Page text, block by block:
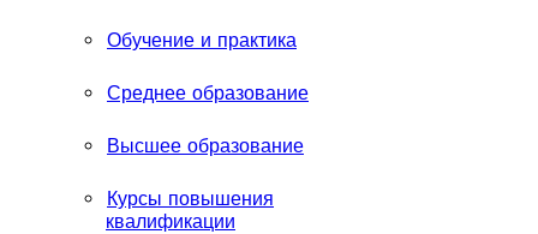
Обучение и практика
Среднее образование
Высшее образование
Курсы повышения
квалификации